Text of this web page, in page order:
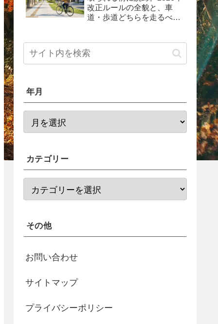
改正ルールの全貌と、車
道・歩道どちらを走るべき
年月
カテゴリー
その他
お問い合わせ
サイトマップ
プライバシーポリシー